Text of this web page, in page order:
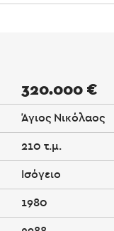
320.000 €
Άγιος Νικόλαος
210 τ.μ.
Ισόγειο
1980